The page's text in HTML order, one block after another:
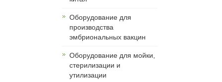
Оборудование для
производства
эмбриональных вакцин
Оборудование для мойки,
стерилизации и
утилизации